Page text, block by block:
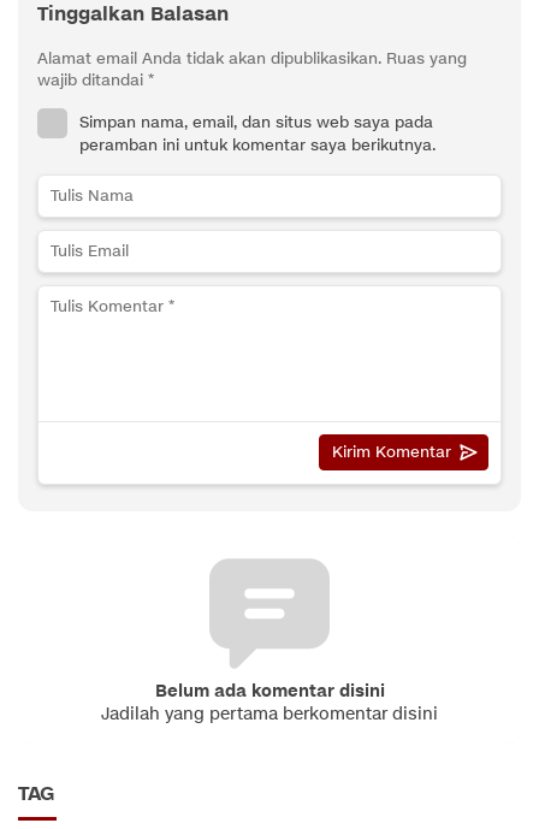
Tinggalkan Balasan
Alamat email Anda tidak akan dipublikasikan. Ruas yang
wajib ditandai *
Simpan nama, email, dan situs web saya pada
peramban ini untuk komentar saya berikutnya.
Belum ada komentar disini
Jadilah yang pertama berkomentar disini
TAG